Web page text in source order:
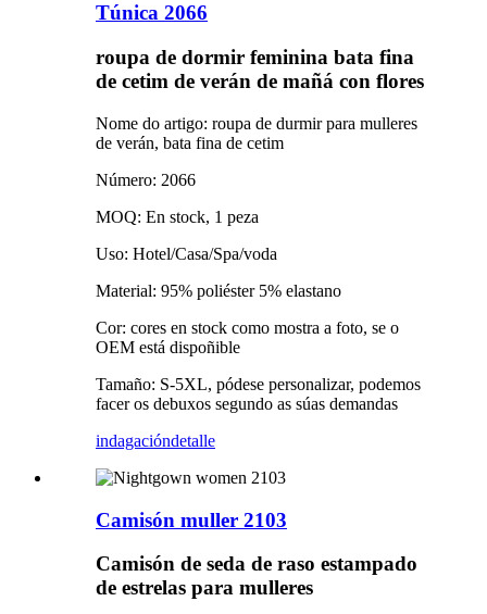
Túnica 2066
roupa de dormir feminina bata fina
de cetim de verán de mañá con flores
Nome do artigo: roupa de durmir para mulleres
de verán, bata fina de cetim
Número: 2066
MOQ: En stock, 1 peza
Uso: Hotel/Casa/Spa/voda
Material: 95% poliéster 5% elastano
Cor: cores en stock como mostra a foto, se o
OEM está dispoñible
Tamaño: S-5XL, pódese personalizar, podemos
facer os debuxos segundo as súas demandas
indagacióndetalle
Camisón muller 2103
Camisón de seda de raso estampado
de estrelas para mulleres